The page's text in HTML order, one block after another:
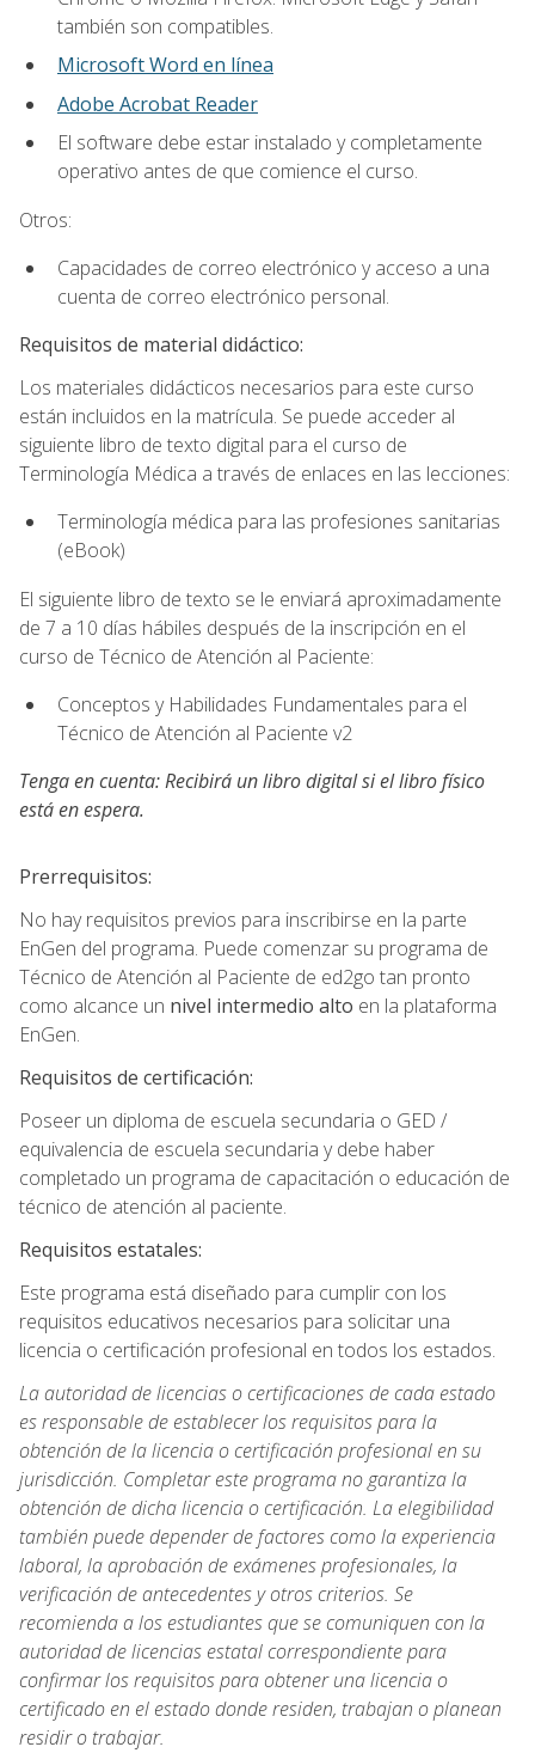
también son compatibles.
Microsoft Word en línea
Adobe Acrobat Reader
El software debe estar instalado y completamente
operativo antes de que comience el curso.
Otros:
Capacidades de correo electrónico y acceso a una
cuenta de correo electrónico personal.
Requisitos de material didáctico:
Los materiales didácticos necesarios para este curso
están incluidos en la matrícula. Se puede acceder al
siguiente libro de texto digital para el curso de
Terminología Médica a través de enlaces en las lecciones:
Terminología médica para las profesiones sanitarias
(eBook)
El siguiente libro de texto se le enviará aproximadamente
de 7 a 10 días hábiles después de la inscripción en el
curso de Técnico de Atención al Paciente:
Conceptos y Habilidades Fundamentales para el
Técnico de Atención al Paciente v2
Tenga en cuenta: Recibirá un libro digital si el libro físico
está en espera.
Prerrequisitos:
No hay requisitos previos para inscribirse en la parte
EnGen del programa. Puede comenzar su programa de
Técnico de Atención al Paciente de ed2go tan pronto
como alcance un nivel intermedio alto en la plataforma
EnGen.
Requisitos de certificación:
Poseer un diploma de escuela secundaria o GED /
equivalencia de escuela secundaria y debe haber
completado un programa de capacitación o educación de
técnico de atención al paciente.
Requisitos estatales:
Este programa está diseñado para cumplir con los
requisitos educativos necesarios para solicitar una
licencia o certificación profesional en todos los estados.
La autoridad de licencias o certificaciones de cada estado
es responsable de establecer los requisitos para la
obtención de la licencia o certificación profesional en su
jurisdicción. Completar este programa no garantiza la
obtención de dicha licencia o certificación. La elegibilidad
también puede depender de factores como la experiencia
laboral, la aprobación de exámenes profesionales, la
verificación de antecedentes y otros criterios. Se
recomienda a los estudiantes que se comuniquen con la
autoridad de licencias estatal correspondiente para
confirmar los requisitos para obtener una licencia o
certificado en el estado donde residen, trabajan o planean
residir o trabajar.